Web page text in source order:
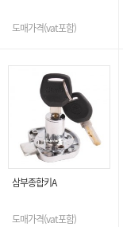
도매가격(vat포함)
삼부종합키A
도매가격(vat포함)